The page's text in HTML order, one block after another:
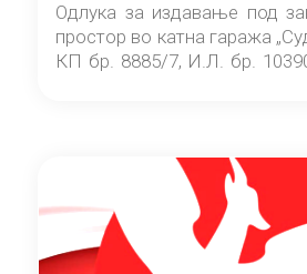
Одлука за издавање под
простор во катна гаража
КП бр. 8885/7, И.Л. бр.
Скопје” број 9/2026), за
(три) години од денот на
Договорот за закуп со
понудувач.